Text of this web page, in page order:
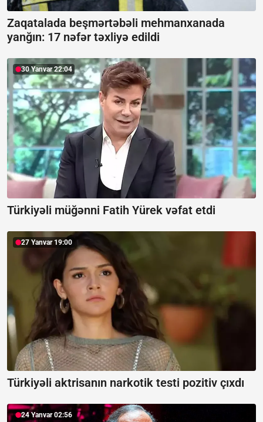
Zaqatalada beşmərtəbəli mehmanxanada
yanğın: 17 nəfər təxliyə edildi
30 Yanvar 22:04
Türkiyəli müğənni Fatih Yürek vəfat etdi
27 Yanvar 19:00
Türkiyəli aktrisanın narkotik testi pozitiv çıxdı
24 Yanvar 02:56